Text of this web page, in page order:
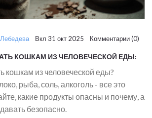
Вкл 31 окт 2025 Комментарии (0)
КОШКАМ ИЗ ЧЕЛОВЕЧЕСКОЙ ЕДЫ:
кошкам из человеческой еды?
рыба, соль, алкоголь - все это
какие продукты опасны и почему, а
безопасно.